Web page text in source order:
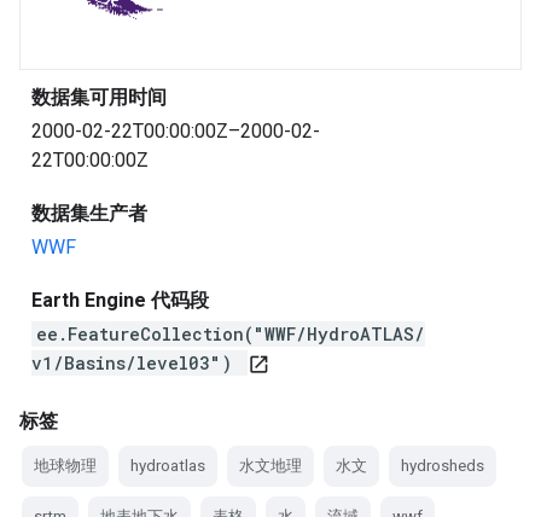
数据集可用时间
2000-02-22T00:00:00Z–2000-02-
22T00:00:00Z
数据集生产者
WWF
Earth Engine 代码段
ee.FeatureCollection("WWF/HydroATLAS/
v1/Basins/level03")
open_in_new
标签
地球物理 hydroatlas 水文地理 水文 hydrosheds